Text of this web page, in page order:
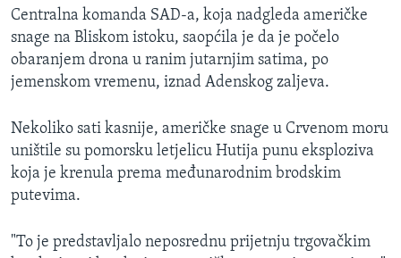
Centralna komanda SAD-a, koja nadgleda američke
snage na Bliskom istoku, saopćila je da je počelo
obaranjem drona u ranim jutarnjim satima, po
jemenskom vremenu, iznad Adenskog zaljeva.
Nekoliko sati kasnije, američke snage u Crvenom moru
uništile su pomorsku letjelicu Hutija punu eksploziva
koja je krenula prema međunarodnim brodskim
putevima.
"To je predstavljalo neposrednu prijetnju trgovačkim